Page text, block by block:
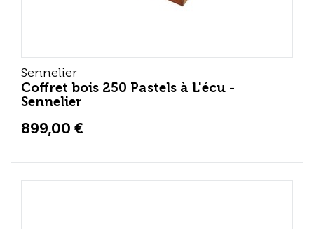
Sennelier
Coffret bois 250 Pastels à L'écu -
Sennelier
899,00 €